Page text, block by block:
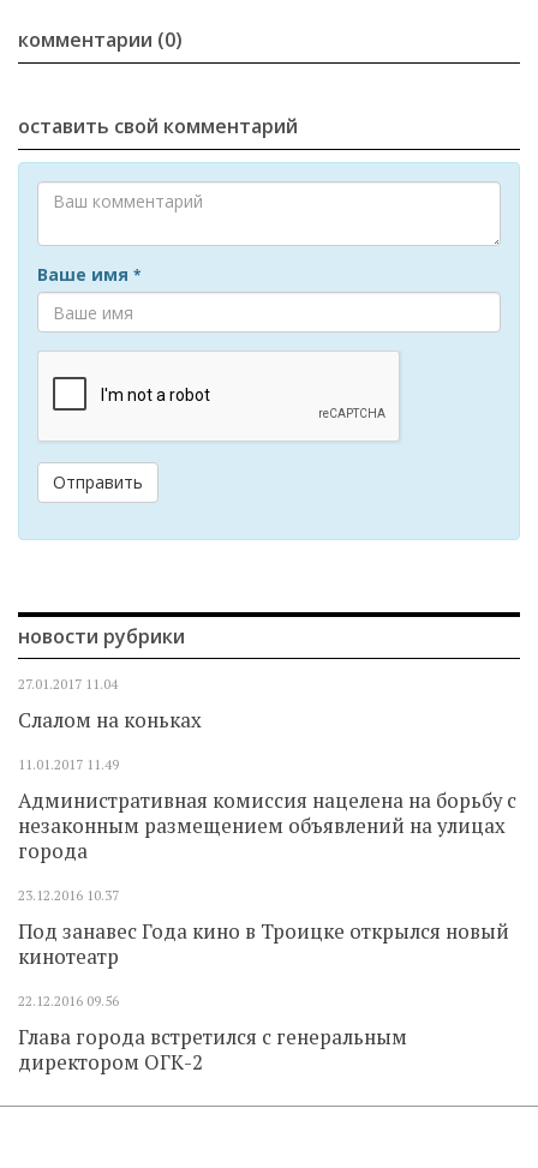
комментарии (0)
оставить свой комментарий
Ваше имя *
Отправить
новости рубрики
27.01.2017 11.04
Слалом на коньках
11.01.2017 11.49
Административная комиссия нацелена на борьбу с
незаконным размещением объявлений на улицах
города
23.12.2016 10.37
Под занавес Года кино в Троицке открылся новый
кинотеатр
22.12.2016 09.56
Глава города встретился с генеральным
директором ОГК-2